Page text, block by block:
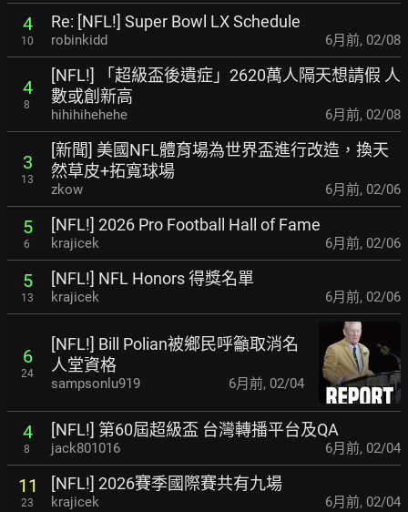
4
10
Re: [NFL!] Super Bowl LX Schedule
robinkidd 6月前, 02/08
4
8
[NFL!] 「超級盃後遺症」2620萬人隔天想請假 人
數或創新高
hihihihehehe 6月前, 02/08
3
13
[新聞] 美國NFL體育場為世界盃進行改造，換天
然草皮+拓寬球場
zkow 6月前, 02/06
5
6
[NFL!] 2026 Pro Football Hall of Fame
krajicek 6月前, 02/06
5
13
[NFL!] NFL Honors 得獎名單
krajicek 6月前, 02/06
6
24
[NFL!] Bill Polian被鄉民呼籲取消名
人堂資格
sampsonlu919 6月前, 02/04
4
8
[NFL!] 第60屆超級盃 台灣轉播平台及QA
jack801016 6月前, 02/04
11
23
[NFL!] 2026賽季國際賽共有九場
krajicek 6月前, 02/04